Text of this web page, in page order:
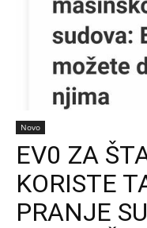
Novo
EV0 ZA
KORISTE
PRANJE